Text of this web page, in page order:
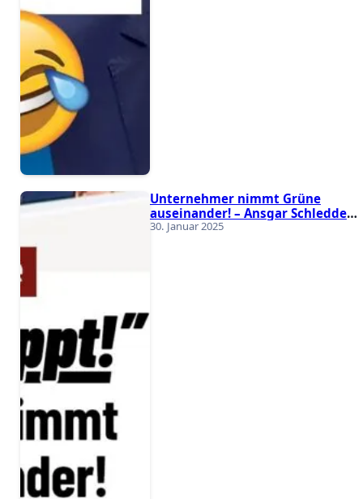
Unternehmer nimmt Grüne
auseinander! – Ansgar Schledde
(AfD)
30. Januar 2025